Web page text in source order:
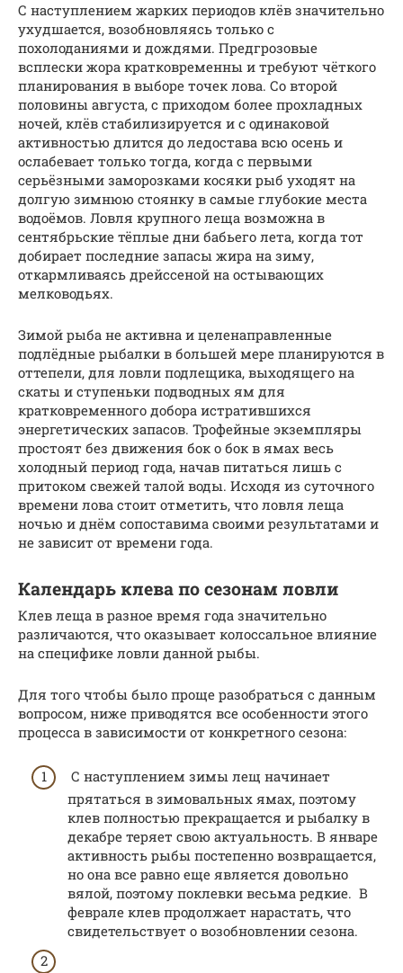
С наступлением жарких периодов клёв значительно
ухудшается, возобновляясь только с
похолоданиями и дождями. Предгрозовые
всплески жора кратковременны и требуют чёткого
планирования в выборе точек лова. Со второй
половины августа, с приходом более прохладных
ночей, клёв стабилизируется и с одинаковой
активностью длится до ледостава всю осень и
ослабевает только тогда, когда с первыми
серьёзными заморозками косяки рыб уходят на
долгую зимнюю стоянку в самые глубокие места
водоёмов. Ловля крупного леща возможна в
сентябрьские тёплые дни бабьего лета, когда тот
добирает последние запасы жира на зиму,
откармливаясь дрейссеной на остывающих
мелководьях.
Зимой рыба не активна и целенаправленные
подлёдные рыбалки в большей мере планируются в
оттепели, для ловли подлещика, выходящего на
скаты и ступеньки подводных ям для
кратковременного добора истратившихся
энергетических запасов. Трофейные экземпляры
простоят без движения бок о бок в ямах весь
холодный период года, начав питаться лишь с
притоком свежей талой воды. Исходя из суточного
времени лова стоит отметить, что ловля леща
ночью и днём сопоставима своими результатами и
не зависит от времени года.
Календарь клева по сезонам ловли
Клев леща в разное время года значительно
различаются, что оказывает колоссальное влияние
на специфике ловли данной рыбы.
Для того чтобы было проще разобраться с данным
вопросом, ниже приводятся все особенности этого
процесса в зависимости от конкретного сезона:
С наступлением зимы лещ начинает
прятаться в зимовальных ямах, поэтому
клев полностью прекращается и рыбалку в
декабре теряет свою актуальность. В январе
активность рыбы постепенно возвращается,
но она все равно еще является довольно
вялой, поэтому поклевки весьма редкие. В
феврале клев продолжает нарастать, что
свидетельствует о возобновлении сезона.